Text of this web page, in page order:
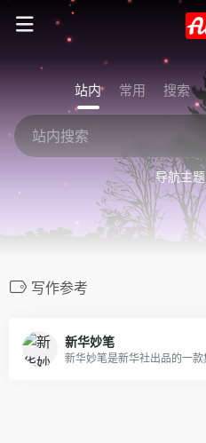
站内 常用 搜索
导航主题
写作参考
新华妙笔